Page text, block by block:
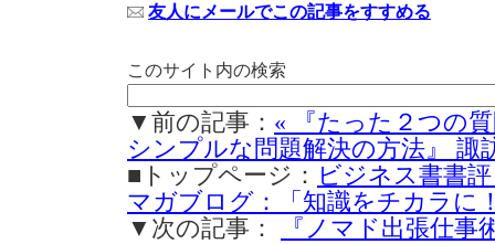
友人にメールでこの記事をすすめる
このサイト内の検索
▼前の記事： « 『たった２つの
シンプルな問題解決の方法』 諏
■トップページ： ビジネス書書
マガブログ：「知識をチカラに
▼次の記事：
『ノマド出張仕事